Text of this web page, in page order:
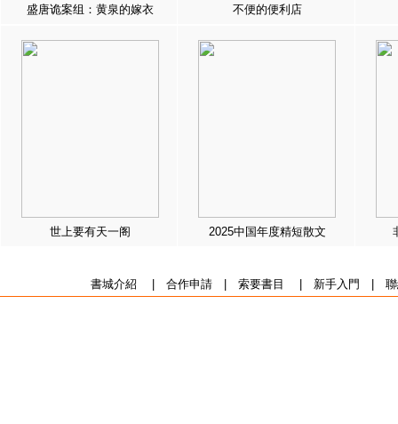
盛唐诡案组：黄泉的嫁衣 不便的便利店
世上要有天一阁 2025中国年度精短散文
書城介紹 合作申請| 索要書目 新手入門